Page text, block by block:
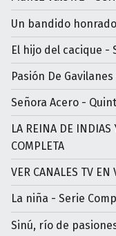
Un bandido
El hijo del cacique -
Pasión De
Señora Acero -
LA REINA DE INDIAS
COMPLETA
VER CANALES TV EN
La niña - Serie
Sinú, río de